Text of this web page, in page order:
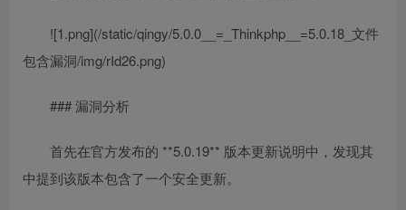
![1.png](/static/qingy/5.0.0__=_Thinkphp__=5.0.18_文件
包含漏洞/img/rId26.png)
### 漏洞分析
首先在官方发布的 **5.0.19** 版本更新说明中，发现其
中提到该版本包含了一个安全更新。